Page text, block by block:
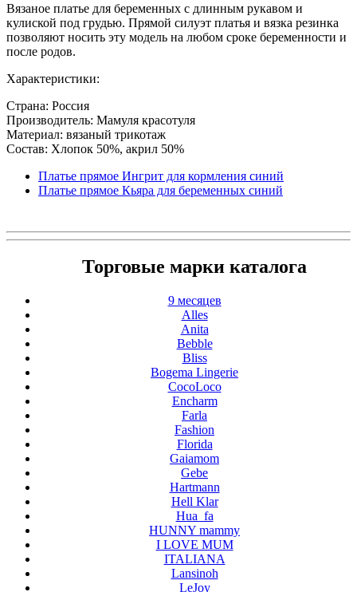
Вязаное платье для беременных с длинным рукавом и
кулиской под грудью. Прямой силуэт платья и вязка резинка
позволяют носить эту модель на любом сроке беременности и
после родов.
Характеристики:
Страна: Россия
Производитель: Мамуля красотуля
Материал: вязаный трикотаж
Состав: Хлопок 50%, акрил 50%
Платье прямое Ингрит для кормления синий
Платье прямое Кьяра для беременных синий
Торговые марки каталога
9 месяцев
Alles
Anita
Bebble
Bliss
Bogema Lingerie
CocoLoco
Encharm
Farla
Fashion
Florida
Gaiamom
Gebe
Hartmann
Hell Klar
Hua_fa
HUNNY mammy
I LOVE MUM
ITALIANA
Lansinoh
LeJoy